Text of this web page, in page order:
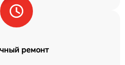
ремонт